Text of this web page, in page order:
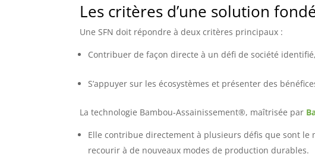
Les critères d’une solution
Une SFN doit répondre à deux critères principaux :
Contribuer de façon directe à un défi de société
S’appuyer sur les écosystèmes et présenter des
La technologie Bambou-Assainissement®, maîtrisée par
Elle contribue directement à plusieurs défis que sont le
recourir à de nouveaux modes de production durables.